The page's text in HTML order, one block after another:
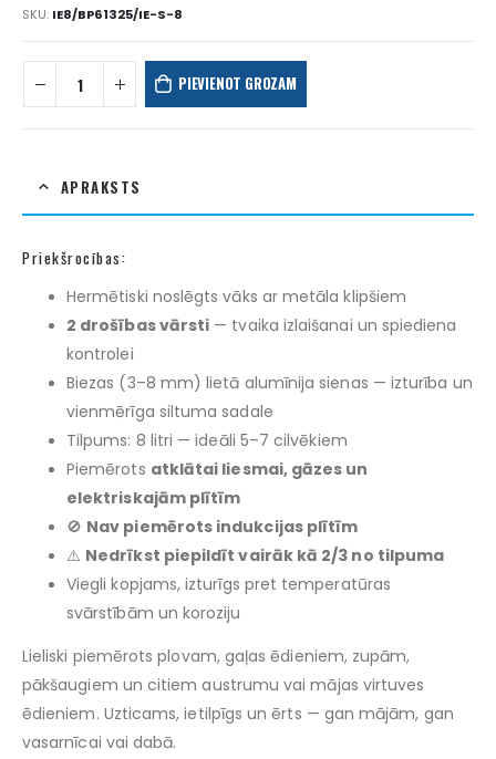
SKU: IE8/BP61325/IE-S-8
PIEVIENOT GROZAM
APRAKSTS
Priekšrocības:
Hermētiski noslēgts vāks ar metāla klipšiem
2 drošības vārsti — tvaika izlaišanai un spiediena
kontrolei
Biezas (3–8 mm) lietā alumīnija sienas — izturība un
vienmērīga siltuma sadale
Tilpums: 8 litri — ideāli 5–7 cilvēkiem
Piemērots atklātai liesmai, gāzes un
elektriskajām plītīm
🚫 Nav piemērots indukcijas plītīm
⚠️ Nedrīkst piepildīt vairāk kā 2/3 no tilpuma
Viegli kopjams, izturīgs pret temperatūras
svārstībām un koroziju
Lieliski piemērots plovam, gaļas ēdieniem, zupām,
pākšaugiem un citiem austrumu vai mājas virtuves
ēdieniem. Uzticams, ietilpīgs un ērts — gan mājām, gan
vasarnīcai vai dabā.